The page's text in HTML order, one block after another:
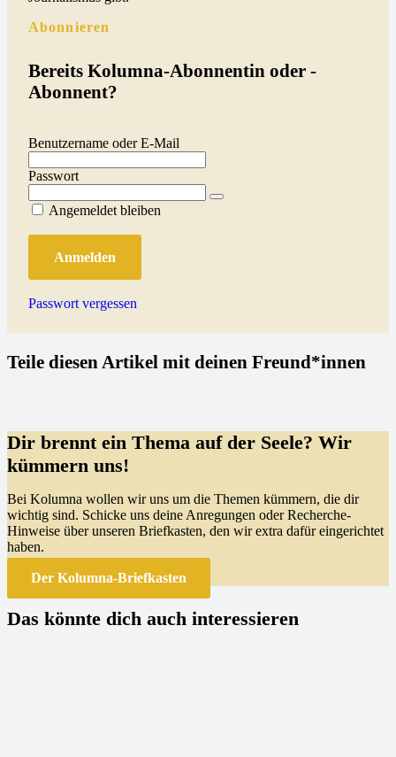
Abonnieren
Bereits Kolumna-Abonnentin oder -
Abonnent?
Benutzername oder E-Mail
Passwort
Angemeldet bleiben
Passwort vergessen
Teile diesen Artikel mit deinen Freund*innen
Dir brennt ein Thema auf der Seele? Wir
kümmern uns!
Bei Kolumna wollen wir uns um die Themen kümmern, die dir
wichtig sind. Schicke uns deine Anregungen oder Recherche-
Hinweise über unseren Briefkasten, den wir extra dafür eingerichtet
haben.
Der Kolumna-Briefkasten
Das könnte dich auch interessieren